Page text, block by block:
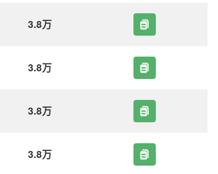
3.8万
3.8万
3.8万
3.8万